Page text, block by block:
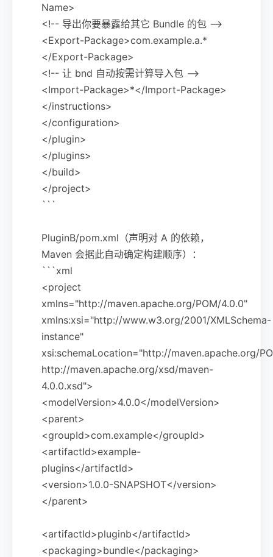
Name>
<!-- 导出你要暴露给其它 Bundle 的包 -->
<Export-Package>com.example.a.*
</Export-Package>
<!-- 让 bnd 自动按需计算导入包 -->
<Import-Package>*</Import-Package>
</instructions>
</configuration>
</plugin>
</plugins>
</build>
</project>
```
PluginB/pom.xml（声明对 A 的依赖，
Maven 会据此自动确定构建顺序）：
```xml
<project
xmlns="http://maven.apache.org/POM/4.0.0"
xmlns:xsi="http://www.w3.org/2001/XMLSchema-
instance"
xsi:schemaLocation="http://maven.apache.org/
http://maven.apache.org/xsd/maven-
4.0.0.xsd">
<modelVersion>4.0.0</modelVersion>
<parent>
<groupId>com.example</groupId>
<artifactId>example-
plugins</artifactId>
<version>1.0.0-SNAPSHOT</version>
</parent>
<artifactId>pluginb</artifactId>
<packaging>bundle</packaging>